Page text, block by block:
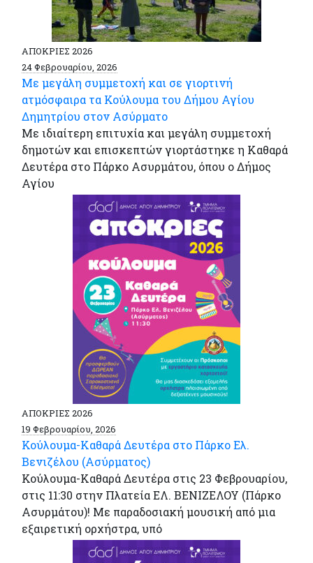
ΑΠΟΚΡΙΕΣ 2026
24 Φεβρουαρίου, 2026
Με μεγάλη συμμετοχή και σε γιορτινή
ατμόσφαιρα τα Κούλουμα του Δήμου Αγίου
Δημητρίου στον Ασύρματο
Με ιδιαίτερη επιτυχία και μεγάλη συμμετοχή
δημοτών και επισκεπτών γιορτάστηκε η Καθαρά
Δευτέρα στο Πάρκο Ασυρμάτου, όπου ο Δήμος
Αγίου
ΑΠΟΚΡΙΕΣ 2026
19 Φεβρουαρίου, 2026
Κούλουμα-Καθαρά Δευτέρα στο Πάρκο Ελ.
Βενιζέλου (Ασύρματος)
Κούλουμα-Καθαρά Δευτέρα στις 23 Φεβρουαρίου,
στις 11:30 στην Πλατεία ΕΛ. ΒΕΝΙΖΕΛΟΥ (Πάρκο
Ασυρμάτου)! Με παραδοσιακή μουσική από μια
εξαιρετική ορχήστρα, υπό